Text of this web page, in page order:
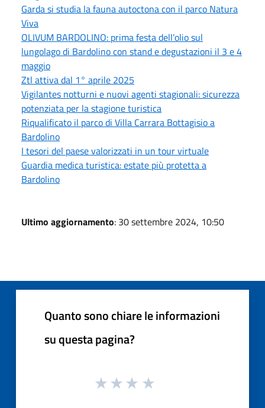
Garda si studia la fauna autoctona con il parco Natura
Viva
OLIVUM BARDOLINO: prima festa dell’olio sul
lungolago di Bardolino con stand e degustazioni il 3 e 4
maggio
Ztl attiva dal 1° aprile 2025
Vigilantes notturni e nuovi agenti stagionali: sicurezza
potenziata per la stagione turistica
Riqualificato il parco di Villa Carrara Bottagisio a
Bardolino
I tesori del paese valorizzati in un tour virtuale
Guardia medica turistica: estate più protetta a
Bardolino
Ultimo aggiornamento: 30 settembre 2024, 10:50
Quanto sono chiare le informazioni
su questa pagina?